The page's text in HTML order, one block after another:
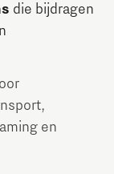
die bijdragen
en